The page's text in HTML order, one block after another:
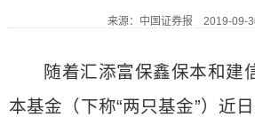
来源：中国证券报 2019-09-
随着汇添富保鑫保本和建
本基金（下称“两只基金”）近